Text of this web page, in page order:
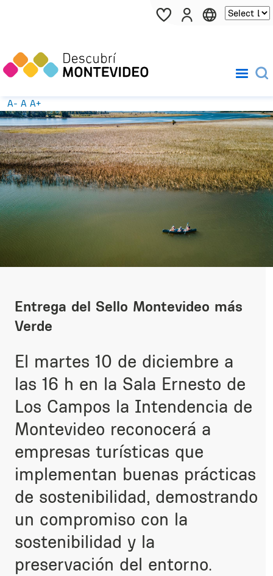
Pasar al contenido principal
A- A A+
Entrega del Sello Montevideo más
Verde
El martes 10 de diciembre a
las 16 h en la Sala Ernesto de
Los Campos la Intendencia de
Montevideo reconocerá a
empresas turísticas que
implementan buenas prácticas
de sostenibilidad, demostrando
un compromiso con la
sostenibilidad y la
preservación del entorno.